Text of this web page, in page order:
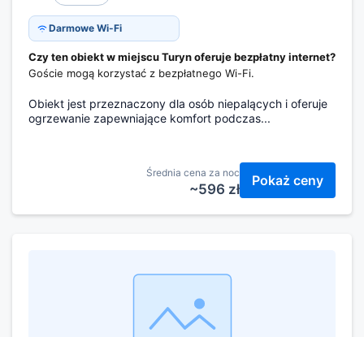
Darmowe Wi-Fi
Czy ten obiekt w miejscu Turyn oferuje bezpłatny internet?
Goście mogą korzystać z bezpłatnego Wi-Fi.
Obiekt jest przeznaczony dla osób niepalących i oferuje
ogrzewanie zapewniające komfort podczas...
Średnia cena za noc
~596 zł
Pokaż ceny